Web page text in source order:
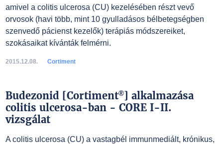
amivel a colitis ulcerosa (CU) kezelésében részt vevő
orvosok (havi több, mint 10 gyulladásos bélbetegségben
szenvedő pácienst kezelők) terápiás módszereiket,
szokásaikat kívánták felmérni.
2015.12.08. Cortiment
Budezonid [Cortiment®] alkalmazása
colitis ulcerosa-ban - CORE I-II.
vizsgálat
A colitis ulcerosa (CU) a vastagbél immunmediált, krónikus,